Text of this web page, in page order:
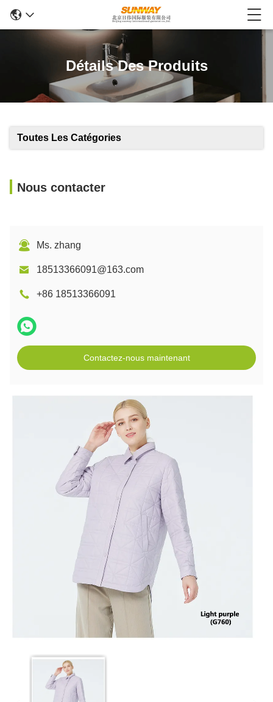
Détails Des Produits
Toutes Les Catégories
Nous contacter
Ms. zhang
18513366091@163.com
+86 18513366091
Contactez-nous maintenant